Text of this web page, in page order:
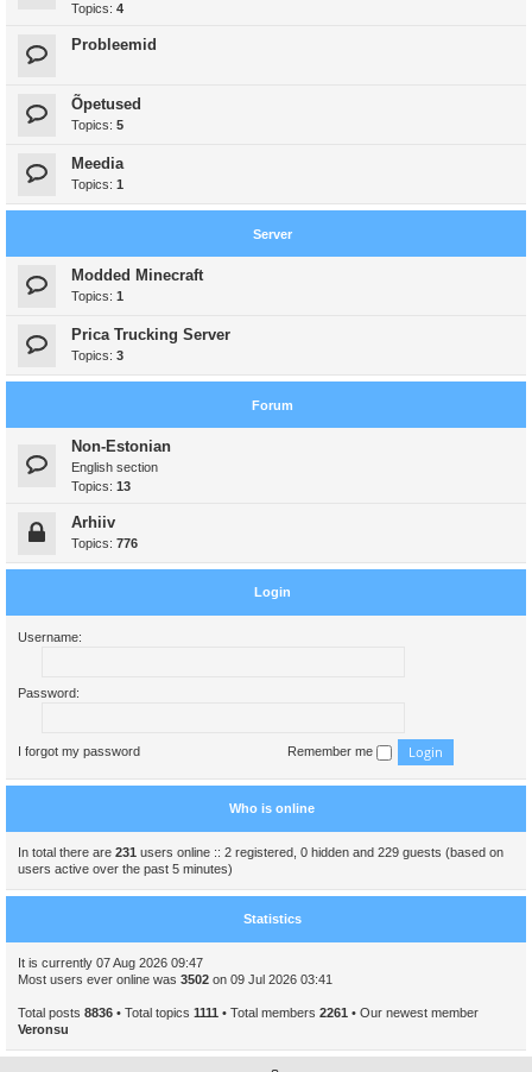
Topics: 4
Probleemid
Õpetused
Topics: 5
Meedia
Topics: 1
Server
Modded Minecraft
Topics: 1
Prica Trucking Server
Topics: 3
Forum
Non-Estonian
English section
Topics: 13
Arhiiv
Topics: 776
Login
Username:
Password:
I forgot my password Remember me
Who is online
In total there are 231 users online :: 2 registered, 0 hidden and 229 guests (based on
users active over the past 5 minutes)
Statistics
It is currently 07 Aug 2026 09:47
Most users ever online was 3502 on 09 Jul 2026 03:41
Total posts 8836 • Total topics 1111 • Total members 2261 • Our newest member
Veronsu